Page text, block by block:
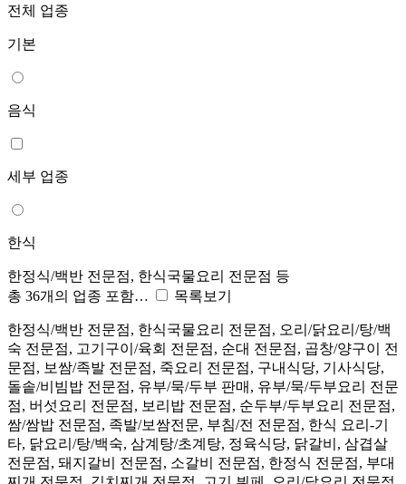
전체 업종
기본
음식
세부 업종
한식
한정식/백반 전문점, 한식국물요리 전문점 등
총 36개의 업종 포함…
목록보기
한정식/백반 전문점, 한식국물요리 전문점, 오리/닭요리/탕/백
숙 전문점, 고기구이/육회 전문점, 순대 전문점, 곱창/양구이 전
문점, 보쌈/족발 전문점, 죽요리 전문점, 구내식당, 기사식당,
돌솥/비빔밥 전문점, 유부/묵/두부 판매, 유부/묵/두부요리 전문
점, 버섯요리 전문점, 보리밥 전문점, 순두부/두부요리 전문점,
쌈/쌈밥 전문점, 족발/보쌈전문, 부침/전 전문점, 한식 요리-기
타, 닭요리/탕/백숙, 삼계탕/초계탕, 정육식당, 닭갈비, 삼겹살
전문점, 돼지갈비 전문점, 소갈비 전문점, 한정식 전문점, 부대